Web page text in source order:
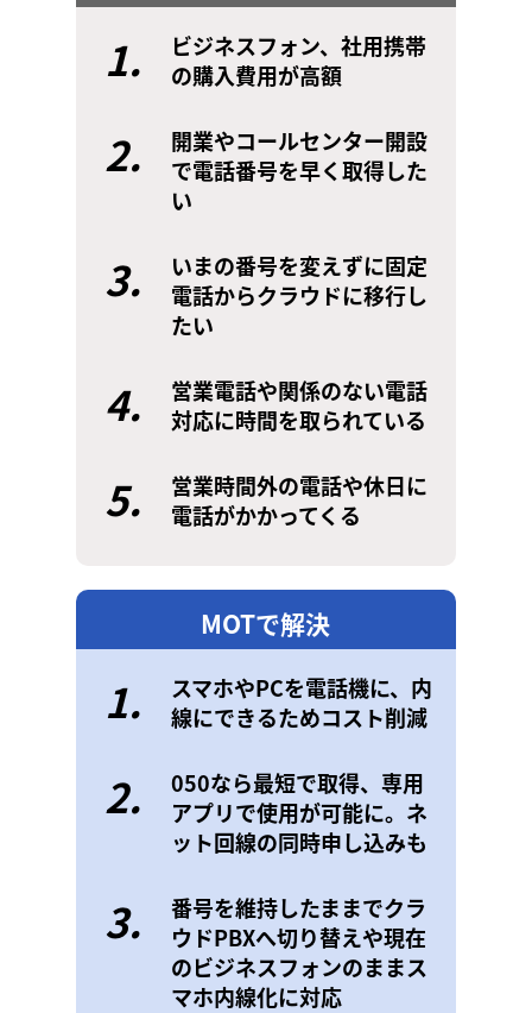
1.
ビジネスフォン、社用携帯
の購入費用が高額
2.
開業やコールセンター開設
で電話番号を早く取得した
い
3.
いまの番号を変えずに固定
電話からクラウドに移行し
たい
4.
営業電話や関係のない電話
対応に時間を取られている
5.
営業時間外の電話や休日に
電話がかかってくる
MOTで解決
1.
スマホやPCを電話機に、内
線にできるためコスト削減
2.
050なら最短で取得、専用
アプリで使用が可能に。ネ
ット回線の同時申し込みも
3.
番号を維持したままでクラ
ウドPBXへ切り替えや現在
のビジネスフォンのままス
マホ内線化に対応